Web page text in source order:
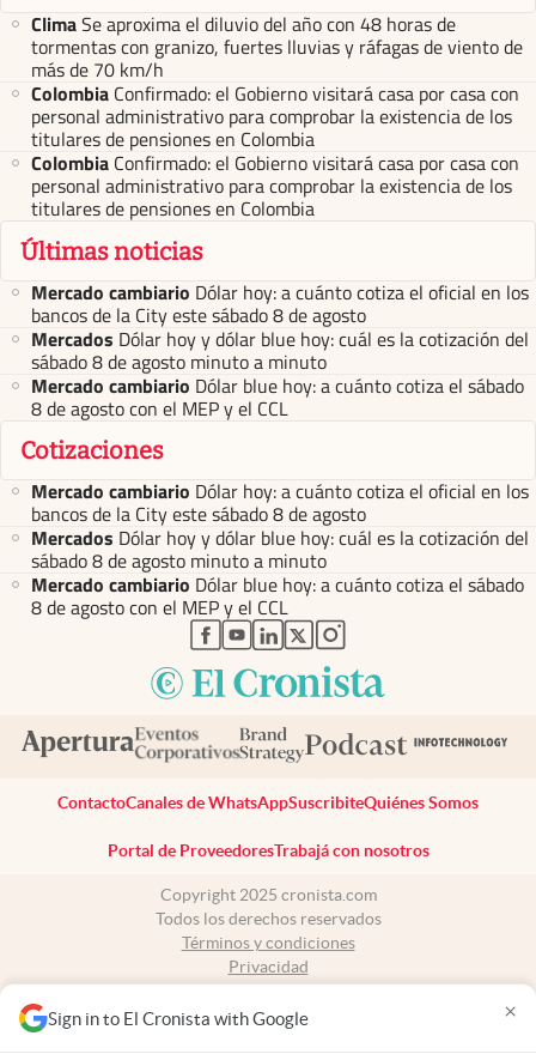
Sign in to El Cronista with Google ×
ClimaSe aproxima el diluvio del año con 48 horas de
tormentas con granizo, fuertes lluvias y ráfagas de viento de
más de 70 km/h
Colombia Confirmado: el Gobierno visitará casa por casa con
personal administrativo para comprobar la existencia de los
titulares de pensiones en Colombia
Colombia Confirmado: el Gobierno visitará casa por casa con
personal administrativo para comprobar la existencia de los
titulares de pensiones en Colombia
Últimas noticias
Mercado cambiario Dólar hoy: a cuánto cotiza el oficial en los
bancos de la City este sábado 8 de agosto
Mercados Dólar hoy y dólar blue hoy: cuál es la cotización del
sábado 8 de agosto minuto a minuto
Mercado cambiario Dólar blue hoy: a cuánto cotiza el sábado
8 de agosto con el MEP y el CCL
Cotizaciones
Mercado cambiario Dólar hoy: a cuánto cotiza el oficial en los
bancos de la City este sábado 8 de agosto
Mercados Dólar hoy y dólar blue hoy: cuál es la cotización del
sábado 8 de agosto minuto a minuto
Mercado cambiario Dólar blue hoy: a cuánto cotiza el sábado
8 de agosto con el MEP y el CCL
abre en nueva pestaña
abre en nueva pestaña
abre en nueva pestaña
abre en nueva pestaña
abre en nueva pestaña
ContactoCanales de WhatsAppSuscribiteQuiénes Somos
Portal de ProveedoresTrabajá con nosotros
Copyright 2025 cronista.com
Todos los derechos reservados
Términos y condiciones
Privacidad
Tel: +54 11 7078-3270